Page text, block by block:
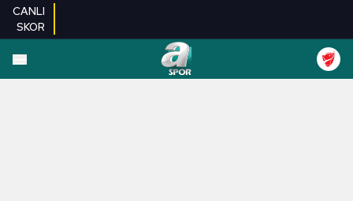
CANLI
SKOR